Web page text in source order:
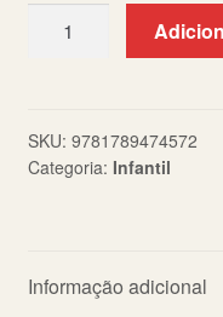
Book
quantidade
SKU: 9781789474572
Categoria: Infantil
Informação adicional